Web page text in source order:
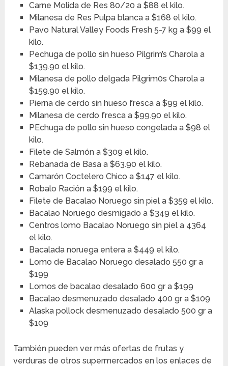
Carne Molida de Res 80/20 a $88 el kilo.
Milanesa de Res Pulpa blanca a $168 el kilo.
Pavo Natural Valley Foods Fresh 5-7 kg a $99 el
kilo.
Pechuga de pollo sin hueso Pilgrim’s Charola a
$139.90 el kilo.
Milanesa de pollo delgada Pilgrim0s Charola a
$159.90 el kilo.
Pierna de cerdo sin hueso fresca a $99 el kilo.
Milanesa de cerdo fresca a $99.90 el kilo.
PEchuga de pollo sin hueso congelada a $98 el
kilo.
Filete de Salmón a $309 el kilo.
Rebanada de Basa a $63.90 el kilo.
Camarón Coctelero Chico a $147 el kilo.
Robalo Ración a $199 el kilo.
Filete de Bacalao Noruego sin piel a $359 el kilo.
Bacalao Noruego desmigado a $349 el kilo.
Centros lomo Bacalao Noruego sin piel a 4364
el kilo.
Bacalada noruega entera a $449 el kilo.
Lomo de Bacalao Noruego desalado 550 gr a
$199
Lomos de bacalao desalado 600 gr a $199
Bacalao desmenuzado desalado 400 gr a $109
Alaska pollock desmenuzado desalado 500 gr a
$109
También pueden ver más ofertas de frutas y
verduras de otros supermercados en los enlaces de